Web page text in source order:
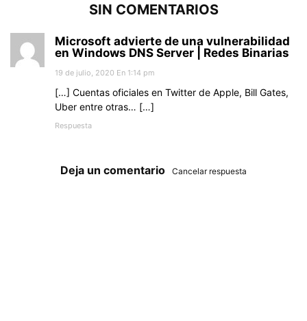
SIN COMENTARIOS
Microsoft advierte de una vulnerabilidad
en Windows DNS Server | Redes Binarias
19 de julio, 2020 En 1:14 pm
[…] Cuentas oficiales en Twitter de Apple, Bill Gates,
Uber entre otras… […]
Respuesta
Deja un comentario Cancelar respuesta